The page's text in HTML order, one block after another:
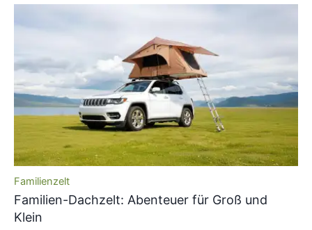
Familienzelt
Familien-Dachzelt: Abenteuer für Groß und
Klein